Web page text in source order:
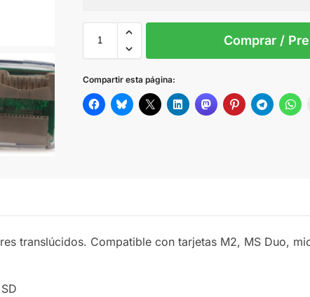
AMARILLO
AZUL
Comprar /
Compartir esta página:
translúcidos. Compatible con tarjetas M2, MS Duo,